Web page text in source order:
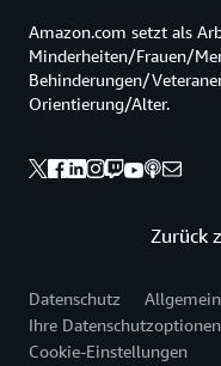
Zurück
Amazon.com setzt als
Minderheiten/Frauen/
Behinderungen/
Orientierung/Alter.
Datenschutz
Ihre Datenschutzoptionen
Cookie-Einstellungen